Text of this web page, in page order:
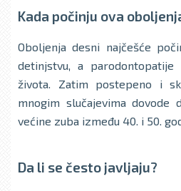
Kada počinju ova
Obolјenja desni najčešće
detinjstvu, a parodontopatije
života. Zatim postepeno i
mnogim slučajevima dovode
većine zuba između 40. i 50.
Da li se često javljaju?